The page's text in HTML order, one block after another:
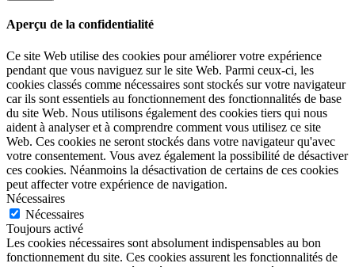
Aperçu de la confidentialité
Ce site Web utilise des cookies pour améliorer votre expérience
pendant que vous naviguez sur le site Web. Parmi ceux-ci, les
cookies classés comme nécessaires sont stockés sur votre navigateur
car ils sont essentiels au fonctionnement des fonctionnalités de base
du site Web. Nous utilisons également des cookies tiers qui nous
aident à analyser et à comprendre comment vous utilisez ce site
Web. Ces cookies ne seront stockés dans votre navigateur qu'avec
votre consentement. Vous avez également la possibilité de désactiver
ces cookies. Néanmoins la désactivation de certains de ces cookies
peut affecter votre expérience de navigation.
Nécessaires
Nécessaires
Toujours activé
Les cookies nécessaires sont absolument indispensables au bon
fonctionnement du site. Ces cookies assurent les fonctionnalités de